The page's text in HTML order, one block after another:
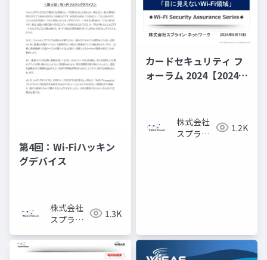
第4回：Wi-Fiハッキン
グデバイス
株式会社
スプライ
トワーク
1.3K
カードセキュリティ フ
ォーラム 2024【2024年
Wi-Fi領域」】
株式会社
スプライ
1.2K